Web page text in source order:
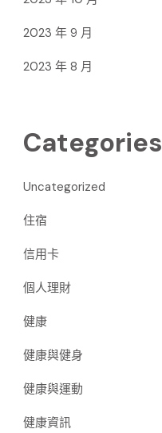
2023 年 9 月
2023 年 8 月
Categories
Uncategorized
住宿
信用卡
個人理財
健康
健康與健身
健康與運動
健康資訊